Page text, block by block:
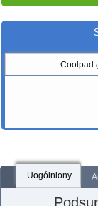
Coolpad
Uogólniony